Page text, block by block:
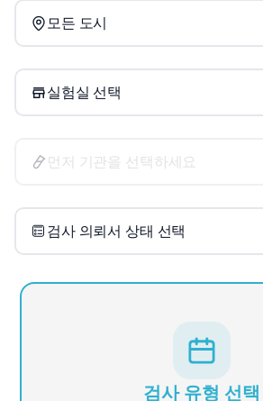
모든 도시
실험실 선택
먼저 기관을 선택하세요
검사 의뢰서 상태 선택
검사 유형 선택